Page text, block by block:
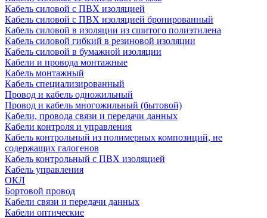
Кабель силовой с ПВХ изоляцией
Кабель силовой с ПВХ изоляцией бронированный
Кабель силовой в изоляции из сшитого полиэтилена
Кабель силовой гибкий в резиновой изоляции
Кабель силовой в бумажной изоляции
Кабели и провода монтажные
Кабель монтажный
Кабель специализированный
Провод и кабель одножильный
Провод и кабель многожильный (бытовой)
Кабели, провода связи и передачи данных
Кабели контроля и управления
Кабель контрольный из полимерных композиций, не
содержащих галогенов
Кабель контрольный с ПВХ изоляцией
Кабель управления
ОКЛ
Бортовой провод
Кабели связи и передачи данных
Кабели оптические